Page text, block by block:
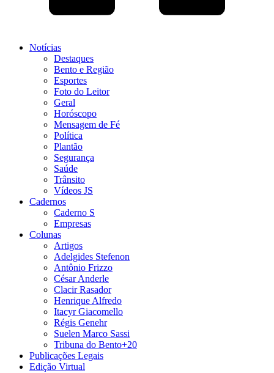
Notícias
Destaques
Bento e Região
Esportes
Foto do Leitor
Geral
Horóscopo
Mensagem de Fé
Política
Plantão
Segurança
Saúde
Trânsito
Vídeos JS
Cadernos
Caderno S
Empresas
Colunas
Artigos
Adelgides Stefenon
Antônio Frizzo
César Anderle
Clacir Rasador
Henrique Alfredo
Itacyr Giacomello
Régis Genehr
Suelen Marco Sassi
Tribuna do Bento+20
Publicações Legais
Edição Virtual